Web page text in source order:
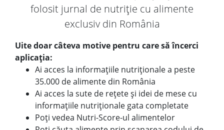
folosit jurnal de nutriție cu alimente
exclusiv din România
Uite doar câteva motive pentru care să încerci
aplicația:
Ai acces la informațiile nutriționale a peste
35.000 de alimente din România
Ai acces la sute de rețete și idei de mese cu
informațiile nutriționale gata completate
Poți vedea Nutri-Score-ul alimentelor